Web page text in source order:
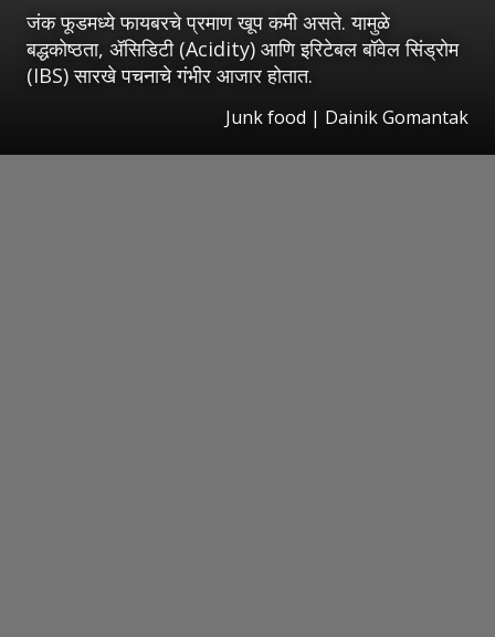
जंक फूडमध्ये फायबरचे प्रमाण खूप कमी असते. यामुळे
बद्धकोष्ठता, ॲसिडिटी (Acidity) आणि इरिटेबल बॉवेल सिंड्रोम
(IBS) सारखे पचनाचे गंभीर आजार होतात.
Junk food | Dainik Gomantak